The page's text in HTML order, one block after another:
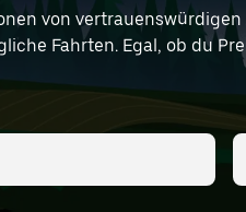
von
Fahrten. Egal, ob du
Zeit- und Standortangaben